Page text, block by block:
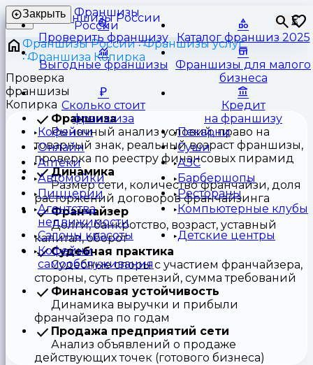
Франшизы
России
⏳
Закрыть
Проверить франшизу Каталог франшиз 2025
Выгодные франшизы
Франшизы для малого
бизнеса
Сколько стоит
франшиза
Кредит
на франшизу
Кофейни
Пекарни
Онлайн
Суши
Аптеки
АЗС
Автомойки
Барбершопы
Пиццерии
Рестораны
Агентства
недвижимости
Компьютерные клубы
Салоны красоты
Детские центры
Кофейни
самообслуживания
Франшизы России
Франшизы услуг
Франшиза Копирка
Проверка
франшизы
Копирка
Франшиза
Рыночный анализ условий, право на
товарный знак, реальный возраст франшизы,
проверка по реестру финансовых пирамид
Динамика
Размер сети, количество франчайзи, доля
расторжений договоров франчайзинга
Франчайзер
Долги, банкротство, возраст, уставный
капитал, оборот
Судебная практика
Судебные споры с участием франчайзера,
стороны, суть претензий, сумма требований
Финансовая устойчивость
Динамика выручки и прибыли
франчайзера по годам
Продажа предприятий сети
Анализ объявлений о продаже
действующих точек (готового бизнеса)